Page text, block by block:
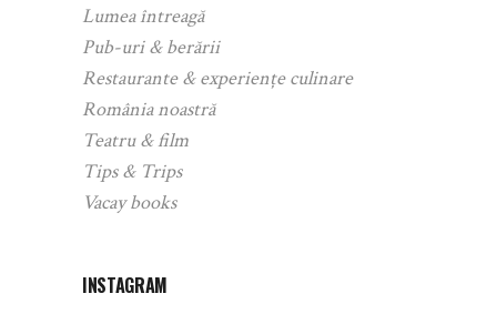
Lumea întreagă
Pub-uri & berării
Restaurante & experiențe culinare
România noastră
Teatru & film
Tips & Trips
Vacay books
INSTAGRAM